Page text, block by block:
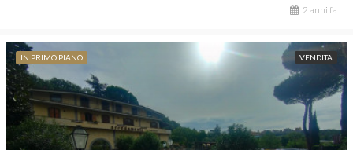
2 anni fa
IN PRIMO PIANO VENDITA